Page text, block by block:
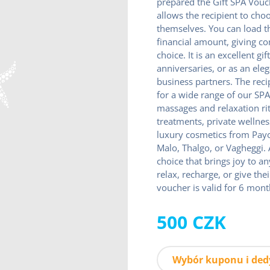
allows the recipient to
themselves. You can load
financial amount, giving
choice. It is an excellent
anniversaries, or as an
business partners. The
for a wide range of our
massages and relaxation
treatments, private
luxury cosmetics from
Malo, Thalgo, or
choice that brings joy to
relax, recharge, or give
voucher is valid for 6
500 CZK
Wybór kuponu i